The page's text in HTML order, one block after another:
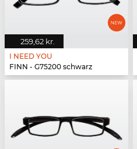
259,62 kr.
I NEED YOU
FINN - G75200 schwarz